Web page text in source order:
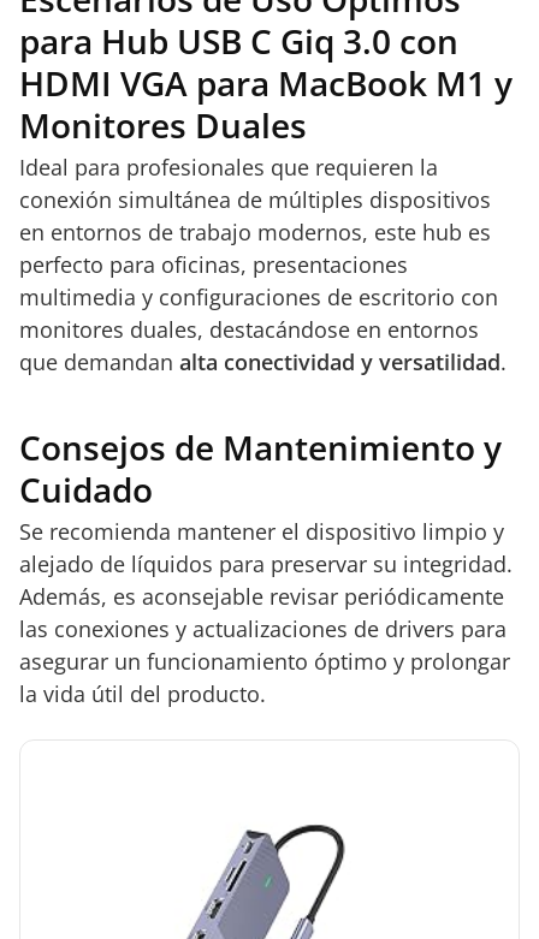
para Hub USB C Giq 3.0 con
HDMI VGA para MacBook M1 y
Monitores Duales
Ideal para profesionales que requieren la
conexión simultánea de múltiples dispositivos
en entornos de trabajo modernos, este hub es
perfecto para oficinas, presentaciones
multimedia y configuraciones de escritorio con
monitores duales, destacándose en entornos
que demandan alta conectividad y versatilidad.
Consejos de Mantenimiento y
Cuidado
Se recomienda mantener el dispositivo limpio y
alejado de líquidos para preservar su integridad.
Además, es aconsejable revisar periódicamente
las conexiones y actualizaciones de drivers para
asegurar un funcionamiento óptimo y prolongar
la vida útil del producto.